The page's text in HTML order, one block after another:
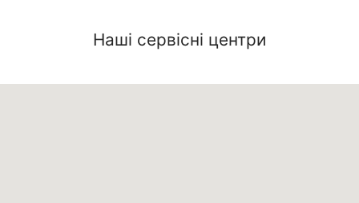
Наші сервісні центри